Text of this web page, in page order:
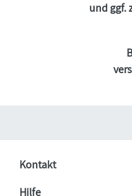
und ggf.
Kontakt
Hilfe